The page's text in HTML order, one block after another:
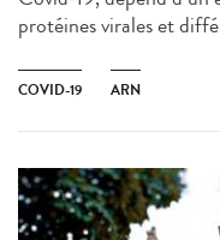
protéines virales et
COVID-19 ARN